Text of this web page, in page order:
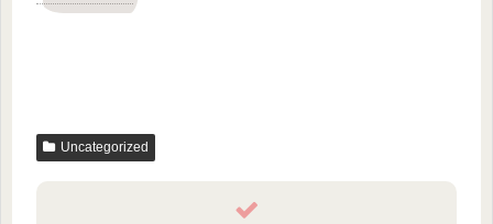
Uncategorized